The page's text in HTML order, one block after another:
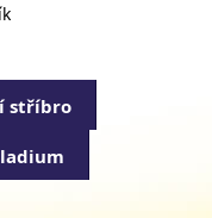
stříbro